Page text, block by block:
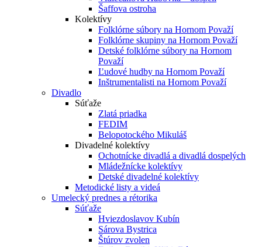
Šaffova ostroha
Kolektívy
Folklórne súbory na Hornom Považí
Folklórne skupiny na Hornom Považí
Detské folklórne súbory na Hornom
Považí
Ľudové hudby na Hornom Považí
Inštrumentalisti na Hornom Považí
Divadlo
Súťaže
Zlatá priadka
FEDIM
Belopotockého Mikuláš
Divadelné kolektívy
Ochotnícke divadlá a divadlá dospelých
Mládežnícke kolektívy
Detské divadelné kolektívy
Metodické listy a videá
Umelecký prednes a rétorika
Súťaže
Hviezdoslavov Kubín
Sárova Bystrica
Štúrov zvolen